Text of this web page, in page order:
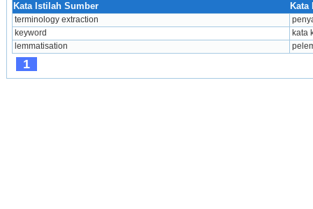
Kata Istilah Sumber Kata
terminology extraction
keyword
kata
lemmatisation
1